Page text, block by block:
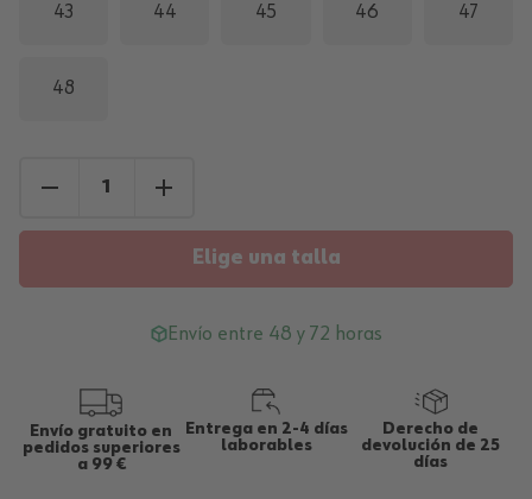
43 44 45 46 47
48
Elige una talla
Envío entre 48 y 72 horas
Envío gratuito en
pedidos superiores
a 99 €
Entrega en 2-4 días
laborables
Derecho de
devolución de 25
días